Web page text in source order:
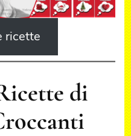
ricette
di